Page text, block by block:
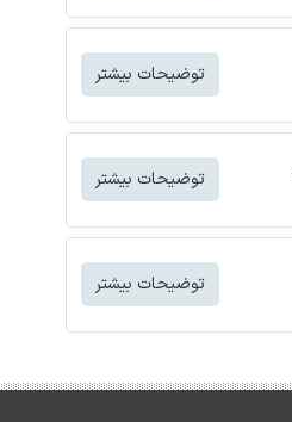
توضیحات بیشتر
توضیحات بیشتر
توضیحات بیشتر